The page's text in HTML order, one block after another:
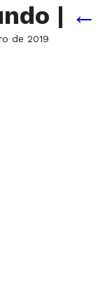
| ←
de 2019